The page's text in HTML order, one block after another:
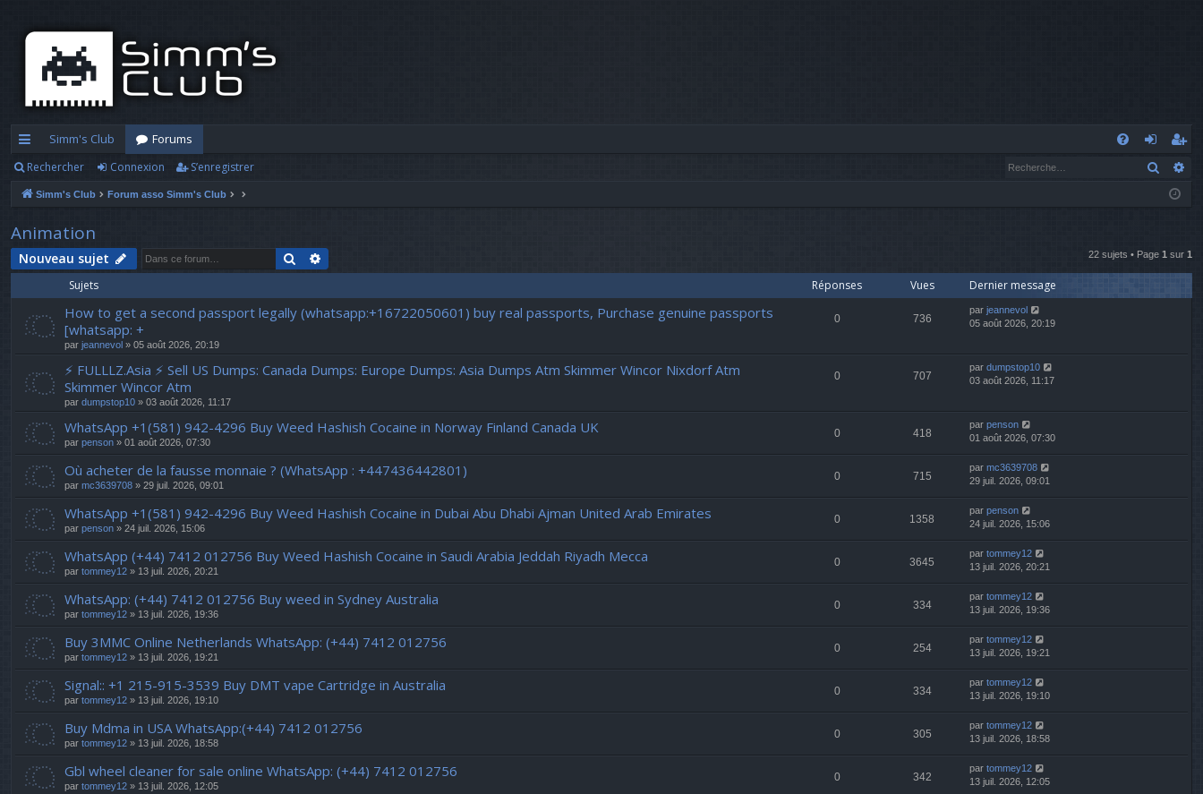
cc
ès
ra
pi
Simm's Club
Forums
o
ex
’e
nr
ist
Rechercher Connexion S’enregistrer
Simm's Club Forum asso Simm's Club
Animation
Nouveau sujet Rechercher 22 sujets • Page 1 sur 1
Sujets Réponses Vues Dernier message
How to get a second passport legally (whatsapp:+16722050601) buy real passports, Purchase genuine passports
[whatsapp: +
par jeannevol » 05 août 2026, 20:19
0 736
par jeannevol
05 août 2026, 20:19
⚡ FULLLZ.Asia ⚡ Sell US Dumps: Canada Dumps: Europe Dumps: Asia Dumps Atm Skimmer Wincor Nixdorf Atm
Skimmer Wincor Atm
par dumpstop10 » 03 août 2026, 11:17
0 707
par dumpstop10
03 août 2026, 11:17
WhatsApp +1(581) 942-4296 Buy Weed Hashish Cocaine in Norway Finland Canada UK
par penson » 01 août 2026, 07:30
0 418
par penson
01 août 2026, 07:30
Où acheter de la fausse monnaie ? (WhatsApp : +447436442801)
par mc3639708 » 29 juil. 2026, 09:01
0 715
par mc3639708
29 juil. 2026, 09:01
WhatsApp +1(581) 942-4296 Buy Weed Hashish Cocaine in Dubai Abu Dhabi Ajman United Arab Emirates
par penson » 24 juil. 2026, 15:06
0 1358
par penson
24 juil. 2026, 15:06
WhatsApp (+44) 7412 012756 Buy Weed Hashish Cocaine in Saudi Arabia Jeddah Riyadh Mecca
par tommey12 » 13 juil. 2026, 20:21
0 3645
par tommey12
13 juil. 2026, 20:21
WhatsApp: (+44) 7412 012756 Buy weed in Sydney Australia
par tommey12 » 13 juil. 2026, 19:36
0 334
par tommey12
13 juil. 2026, 19:36
Buy 3MMC Online Netherlands WhatsApp: (+44) 7412 012756
par tommey12 » 13 juil. 2026, 19:21
0 254
par tommey12
13 juil. 2026, 19:21
Signal:: +1 215-915-3539 Buy DMT vape Cartridge in Australia
par tommey12 » 13 juil. 2026, 19:10
0 334
par tommey12
13 juil. 2026, 19:10
Buy Mdma in USA WhatsApp:(+44) 7412 012756
par tommey12 » 13 juil. 2026, 18:58
0 305
par tommey12
13 juil. 2026, 18:58
Gbl wheel cleaner for sale online WhatsApp: (+44) 7412 012756
par tommey12 » 13 juil. 2026, 12:05
0 342
par tommey12
13 juil. 2026, 12:05